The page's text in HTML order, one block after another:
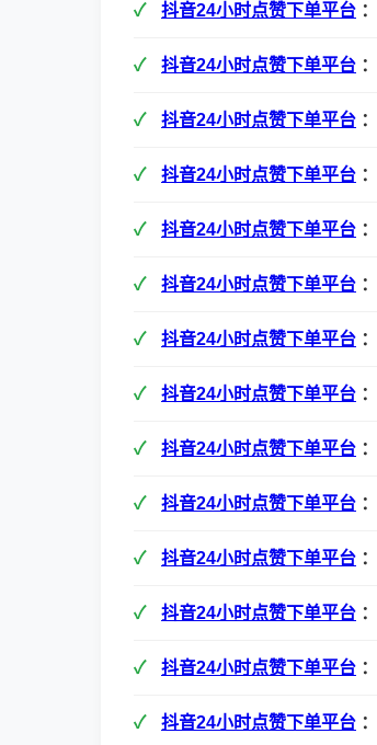
抖音24小时点赞下单平台 ：
抖音24小时点赞下单平台 ：
抖音24小时点赞下单平台 ：
抖音24小时点赞下单平台 ：
抖音24小时点赞下单平台 ：
抖音24小时点赞下单平台 ：
抖音24小时点赞下单平台 ：
抖音24小时点赞下单平台 ：
抖音24小时点赞下单平台 ：
抖音24小时点赞下单平台 ：
抖音24小时点赞下单平台 ：
抖音24小时点赞下单平台 ：
抖音24小时点赞下单平台 ：
抖音24小时点赞下单平台 ：